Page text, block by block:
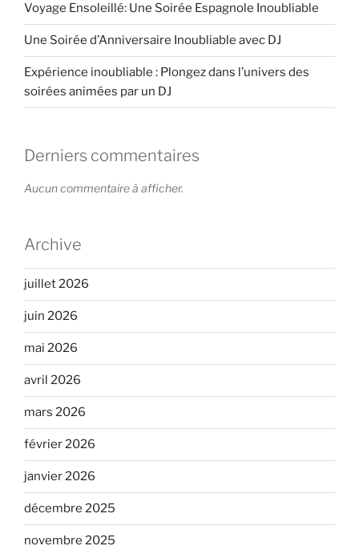
Voyage Ensoleillé: Une Soirée Espagnole Inoubliable
Une Soirée d’Anniversaire Inoubliable avec DJ
Expérience inoubliable : Plongez dans l’univers des
soirées animées par un DJ
Derniers commentaires
Aucun commentaire à afficher.
Archive
juillet 2026
juin 2026
mai 2026
avril 2026
mars 2026
février 2026
janvier 2026
décembre 2025
novembre 2025